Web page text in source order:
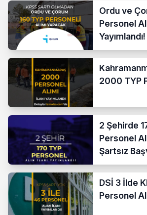
Ordu ve
Personel
Yayımlandı!
2000 TYP
2 Şehirde
Personel
Şartsız
DSİ 3 İlde
Personel